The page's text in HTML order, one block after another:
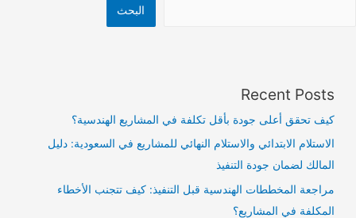
البحث
Recent Posts
كيف تحقق أعلى جودة بأقل تكلفة في المشاريع الهندسية؟
الاستلام الابتدائي والاستلام النهائي للمشاريع في السعودية: دليل
المالك لضمان جودة التنفيذ
مراجعة المخططات الهندسية قبل التنفيذ: كيف تتجنب الأخطاء
المكلفة في المشاريع؟